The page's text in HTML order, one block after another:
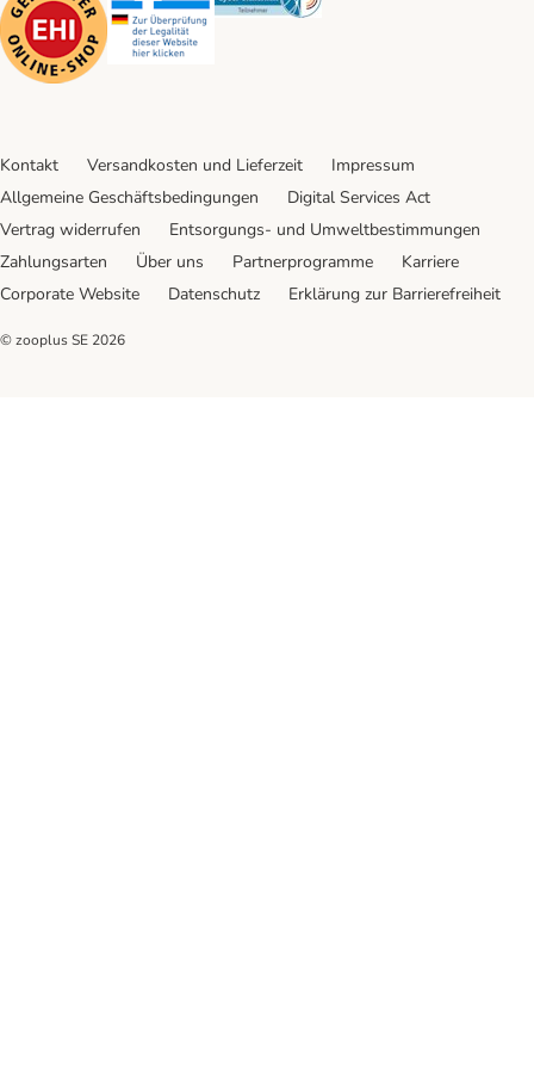
Kontakt Versandkosten und Lieferzeit
Impressum
Allgemeine Geschäftsbedingungen
Digital Services Act
Vertrag widerrufen
Entsorgungs- und Umweltbestimmungen
Zahlungsarten
Über uns Partnerprogramme
Karriere
Corporate Website
Datenschutz Erklärung zur Barrierefreiheit
© zooplus SE 2026